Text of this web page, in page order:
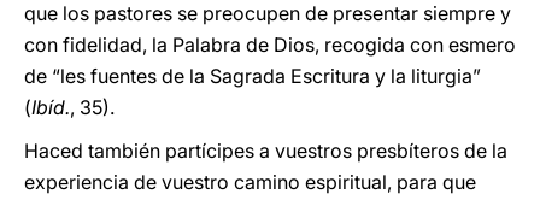
que los pastores se preocupen de presentar siempre y
con fidelidad, la Palabra de Dios, recogida con esmero
de “les fuentes de la Sagrada Escritura y la liturgia”
(Ibíd., 35).
Haced también partícipes a vuestros presbíteros de la
experiencia de vuestro camino espiritual, para que